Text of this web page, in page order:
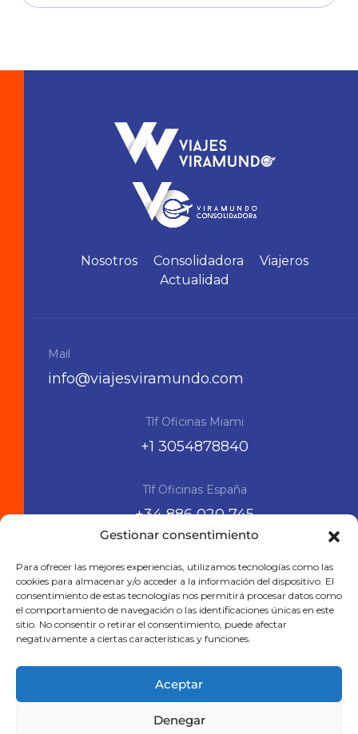
Gestionar consentimiento
Para ofrecer las mejores experiencias, utilizamos tecnologías como las
cookies para almacenar y/o acceder a la información del dispositivo. El
consentimiento de estas tecnologías nos permitirá procesar datos como
el comportamiento de navegación o las identificaciones únicas en este
sitio. No consentir o retirar el consentimiento, puede afectar
negativamente a ciertas características y funciones.
Aceptar
Denegar
Nosotros Consolidadora
Viajeros
Actualidad
Mail
info@viajesviramundo.com
Tlf Oficinas Miami
+1 3054878840
Tlf Oficinas España
+34 886 020 745